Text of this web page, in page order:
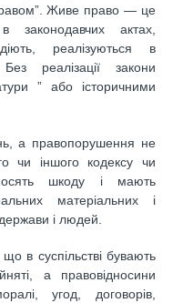
Живе право — це
законодавчих актах,
реалізуються в
реалізації закони
” або історичними
а правопорушення не
чи іншого кодексу чи
шкоду і мають
матеріальних і
і людей.
в суспільстві бувають
а правовідносини
угод, договорів,